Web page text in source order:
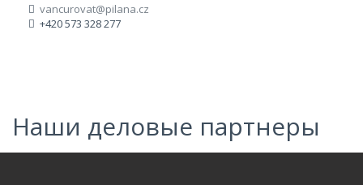
vancurovat@pilana.cz
+420 573 328 277
Наши деловые партнеры